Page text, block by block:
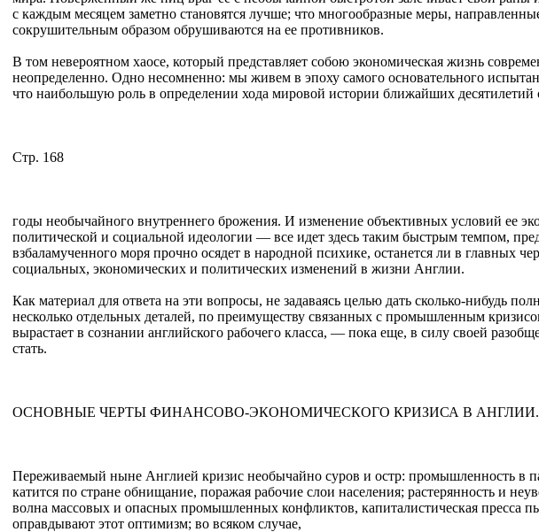
с каждым месяцем заметно становятся лучше; что многообразные меры,
сокрушительным образом обрушиваются на ее противников.
В том невероятном хаосе, который представляет собою экономическая жизнь
неопределенно. Одно несомненно: мы живем в эпоху самого основательного
что наибольшую роль в определении хода мировой истории ближайших
Стр. 168
годы необычайного внутреннего брожения. И изменение объективных условий ее
политической и социальной идеологии — все идет здесь таким быстрым темпом,
взбаламученного моря прочно осядет в народной психике, останется ли в главных
социальных, экономических и политических изменений в жизни Англии.
Как материал для ответа на эти вопросы, не задаваясь целью дать сколько-нибудь
несколько отдельных деталей, по преимуществу связанных с промышленным
вырастает в сознании английского рабочего класса, — пока еще, в силу своей
стать.
ОСНОВНЫЕ ЧЕРТЫ ФИНАНСОВО-ЭКОНОМИЧЕСКОГО КРИЗИСА В АНГЛИИ.
Переживаемый ныне Англией кризис необычайно суров и остр: промышленность в
катится по стране обнищание, поражая рабочие слои населения; растерянность и
волна массовых и опасных промышленных конфликтов, капиталистическая пресса
оправдывают этот оптимизм; во всяком случае,